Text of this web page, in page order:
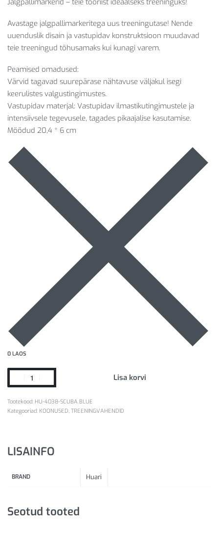
Jalgpallimarkerid – teie tööriist ideaalseks treeninguks!
Avastage jalgpallimarkeritega uus treeningutase! Nende
uuenduslik disain ja vastupidav konstruktsioon muudavad
teie treeningud tõhusamaks kui kunagi varem.
Peamised omadused:
Värvid tagavad suurepärase nähtavuse väljakul isegi
keerulistes valgustingimustes.
Vastupidav materjal: Vastupidav ilmastikutingimustele ja
intensiivsele tegevusele, tagades pikaajalise kasutamise.
Mõõdud 20,4 * 6 cm
0 LAOS
Lisa korvi
HU-4038-SCUBA BLUE
Kategooriad: KOONUSED, TREENINGVAHENDID
LISAINFO
BRAND Huari
Seotud tooted